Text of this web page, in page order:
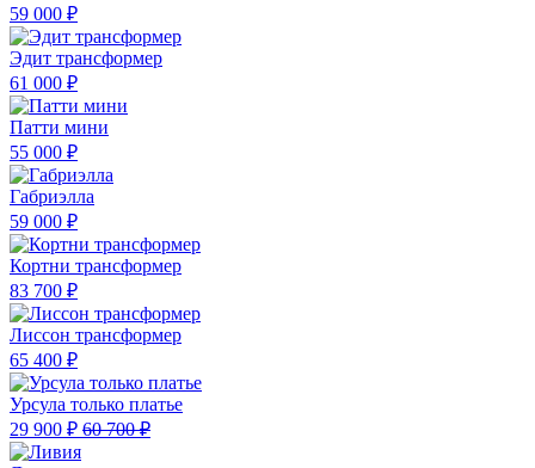
59 000 ₽
Эдит трансформер
61 000 ₽
Патти мини
55 000 ₽
Габриэлла
59 000 ₽
Кортни трансформер
83 700 ₽
Лиссон трансформер
65 400 ₽
Урсула только платье
29 900 ₽ 60 700 ₽